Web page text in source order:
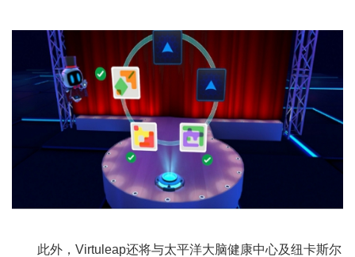
此外，Virtuleap还将与太平洋大脑健康中心及纽卡斯尔